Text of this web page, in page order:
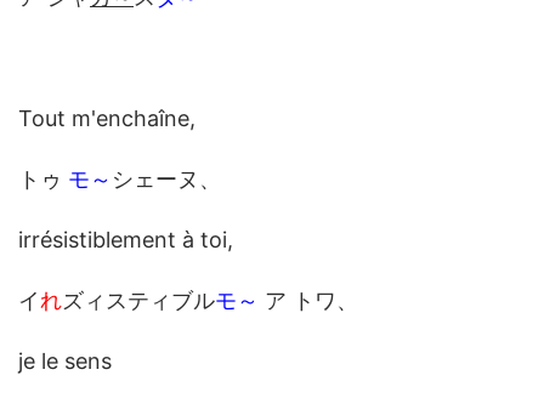
Tout m'enchaîne,
トゥ モ～ シェーヌ、
irrésistiblement à toi,
イれズィスティブルモ～ ア トワ、
je le sens